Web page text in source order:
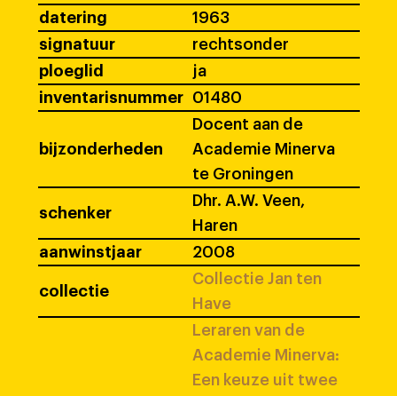
datering
1963
signatuur
rechtsonder
ploeglid
ja
inventarisnummer
01480
bijzonderheden
Docent aan de
Academie Minerva
te Groningen
schenker
Dhr. A.W. Veen,
Haren
aanwinstjaar
2008
collectie
Collectie Jan ten
Have
Leraren van de
Academie Minerva:
Een keuze uit twee